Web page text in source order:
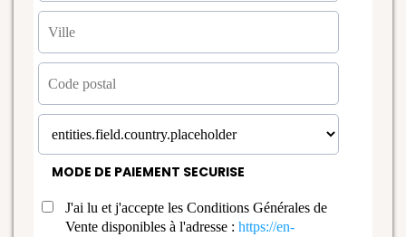
MODE DE PAIEMENT SECURISE
J'ai lu et j'accepte les Conditions Générales de
Vente disponibles à l'adresse : https://en-